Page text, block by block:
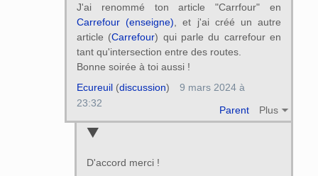
J'ai renommé ton article "Carrfour" en
Carrefour (enseigne), et j'ai créé un autre
article (Carrefour) qui parle du carrefour en
tant qu'intersection entre des routes.
Bonne soirée à toi aussi !
Parent Plus
Ecureuil(discussion)
9 mars 2024 à
23:32
D'accord merci !